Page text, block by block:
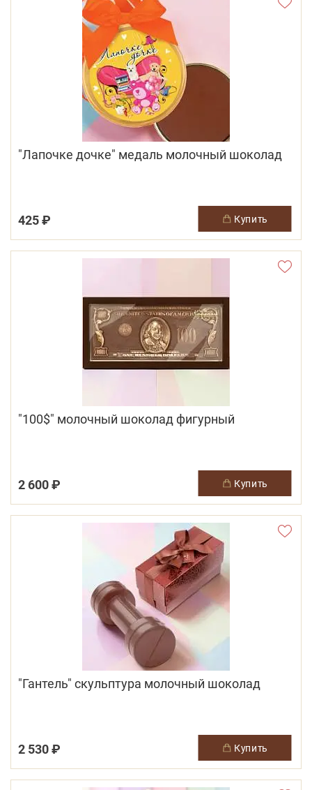
"Лапочке дочке" медаль молочный шоколад
425 ₽ купить
"100$" молочный шоколад фигурный
2 600 ₽ купить
"Гантель" скульптура молочный шоколад
2 530 ₽ купить